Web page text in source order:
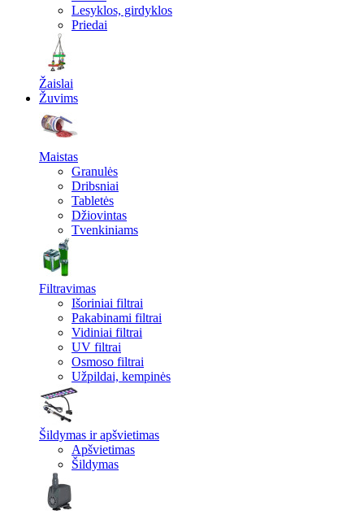
Lesyklos, girdyklos
Priedai
Žaislai
Žuvims
Maistas
Granulės
Dribsniai
Tabletės
Džiovintas
Tvenkiniams
Filtravimas
Išoriniai filtrai
Pakabinami filtrai
Vidiniai filtrai
UV filtrai
Osmoso filtrai
Užpildai, kempinės
Šildymas ir apšvietimas
Apšvietimas
Šildymas